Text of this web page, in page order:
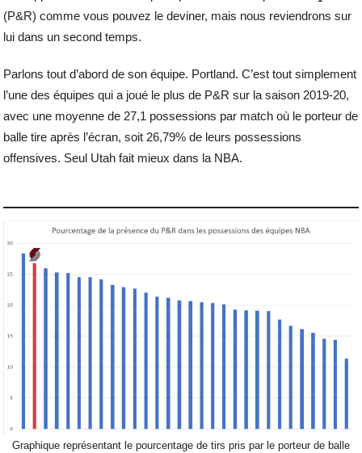
(P&R) comme vous pouvez le deviner, mais nous reviendrons sur
lui dans un second temps.
Parlons tout d’abord de son équipe. Portland. C’est tout simplement
l’une des équipes qui a joué le plus de P&R sur la saison 2019-20,
avec une moyenne de 27,1 possessions par match où le porteur de
balle tire après l’écran, soit 26,79% de leurs possessions
offensives. Seul Utah fait mieux dans la NBA.
Graphique représentant le pourcentage de tirs pris par le porteur de balle